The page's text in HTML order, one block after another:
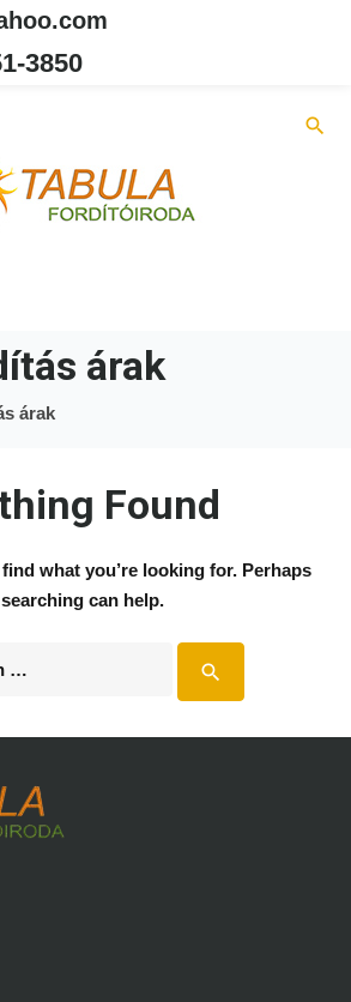
3850
search
árak
árak
Found
find what you’re looking for. Perhaps
searching can help.
search